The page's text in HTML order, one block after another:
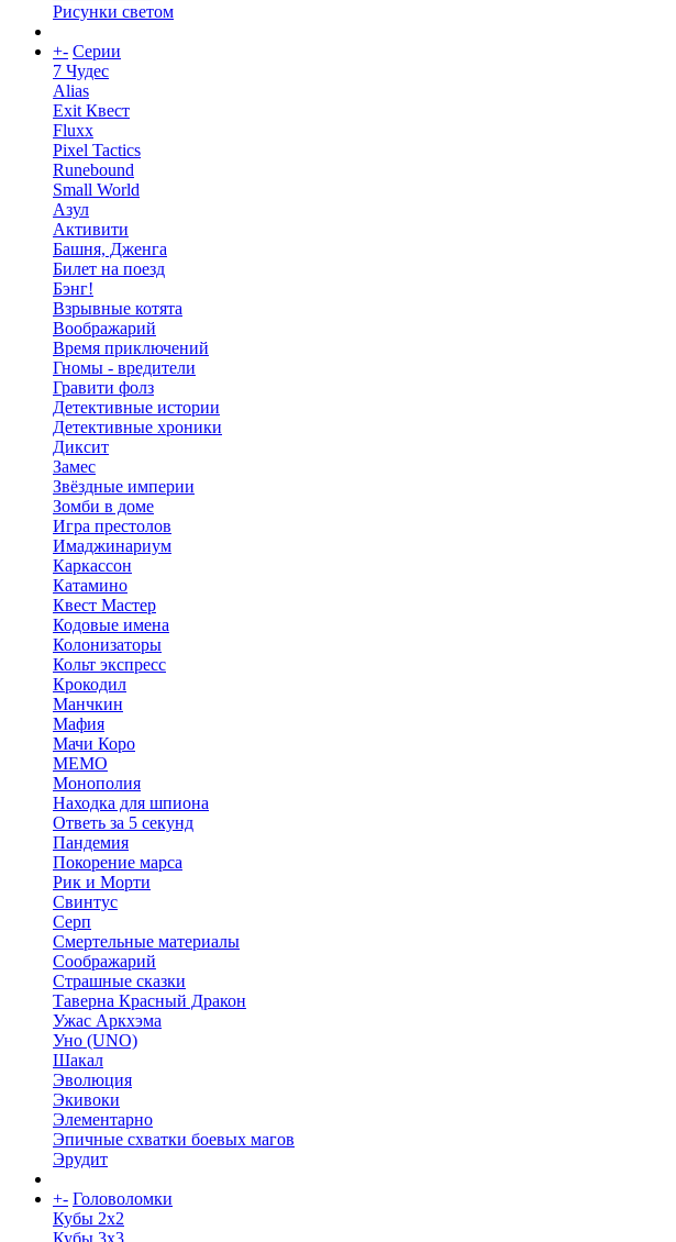
Рисунки светом
+- Серии
7 Чудес
Alias
Exit Квест
Fluxx
Pixel Tactics
Runebound
Small World
Азул
Активити
Башня, Дженга
Билет на поезд
Бэнг!
Взрывные котята
Воображарий
Время приключений
Гномы - вредители
Гравити фолз
Детективные истории
Детективные хроники
Диксит
Замес
Звёздные империи
Зомби в доме
Игра престолов
Имаджинариум
Каркассон
Катамино
Квест Мастер
Кодовые имена
Колонизаторы
Кольт экспресс
Крокодил
Манчкин
Мафия
Мачи Коро
МЕМО
Монополия
Находка для шпиона
Ответь за 5 секунд
Пандемия
Покорение марса
Рик и Морти
Свинтус
Серп
Смертельные материалы
Соображарий
Страшные сказки
Таверна Красный Дракон
Ужас Аркхэма
Уно (UNO)
Шакал
Эволюция
Экивоки
Элементарно
Эпичные схватки боевых магов
Эрудит
+- Головоломки
Кубы 2х2